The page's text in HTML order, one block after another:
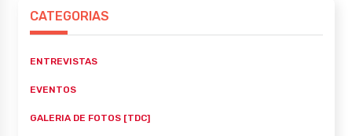
CATEGORIAS
ENTREVISTAS
EVENTOS
GALERIA DE FOTOS [TDC]